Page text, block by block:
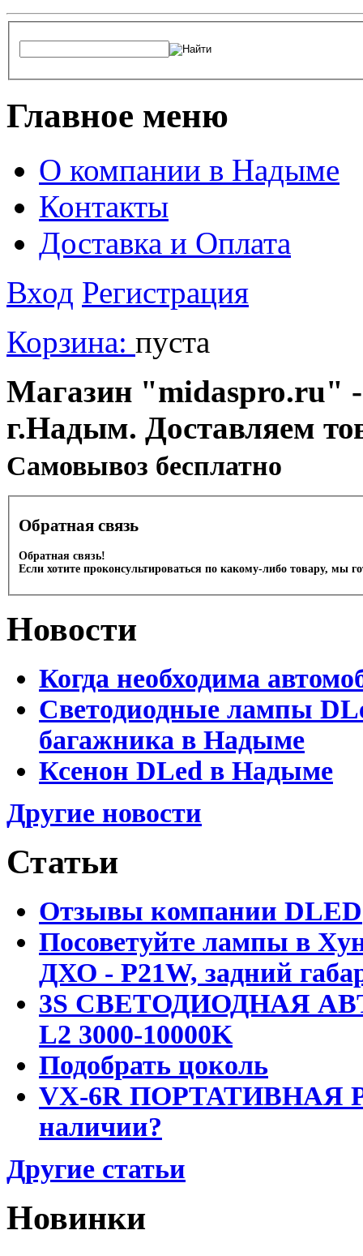
Главное меню
О компании в Надыме
Контакты
Доставка и Оплата
Вход Регистрация
Корзина: пуста
Магазин "midaspro.ru" -
г.Надым. Доставляем
Cамовывоз бесплатно
Обратная связь
Обратная связь!
Если хотите проконсультироваться по какому-либо товару, мы
Новости
Когда необходима
Светодиодные лампы
багажника в Надыме
Ксенон DLed в Надыме
Другие новости
Статьи
Отзывы компании DLED
Посоветуйте лампы в
ДХО - P21W, задний
3S СВЕТОДИОДНАЯ
L2 3000-10000K
Подобрать цоколь
VX-6R ПОРТАТИВНАЯ
наличии?
Другие статьи
Новинки